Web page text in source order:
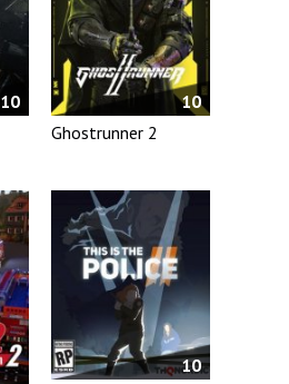
10
10
Ghostrunner 2
10